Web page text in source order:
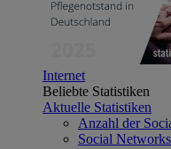
Internet
Beliebte Statistiken
Aktuelle Statistiken
Anzahl der
Social